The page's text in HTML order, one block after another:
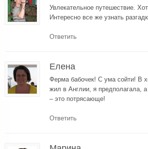
Увлекательное путешествие.
Интересно все же узнать
Ответить
Елена
Ферма бабочек! С ума сойти! В
жил в Англии, я предполагала, а
– это потрясающе!
Ответить